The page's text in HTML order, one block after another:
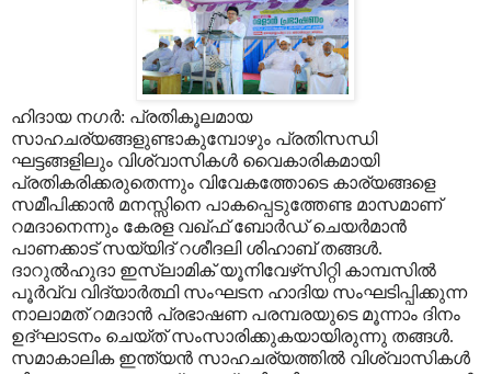
ഹിദായ നഗര്‍: പ്രതികൂലമായ
സാഹചര്യങ്ങളുണ്ടാകുമ്പോഴും പ്രതിസന്ധി
ഘട്ടങ്ങളിലും വിശ്വാസികള്‍ വൈകാരികമായി
പ്രതികരിക്കരുതെന്നും വിവേകത്തോടെ കാര്യങ്ങളെ
സമീപിക്കാന്‍ മനസ്സിനെ പാകപ്പെടുത്തേണ്ട മാസമാണ്
റമദാനെന്നും കേരള വഖ്ഫ് ബോര്‍ഡ് ചെയര്‍മാന്‍
പാണക്കാട് സയ്യിദ് റശീദലി ശിഹാബ് തങ്ങള്‍.
ദാറുല്‍ഹുദാ ഇസ്ലാമിക് യൂനിവേഴ്‌സിറ്റി കാമ്പസില്‍
പൂര്‍വ്വ വിദ്യാര്‍ത്ഥി സംഘടന ഹാദിയ സംഘടിപ്പിക്കുന്ന
നാലാമത് റമദാന്‍ പ്രഭാഷണ പരമ്പരയുടെ മൂന്നാം ദിനം
ഉദ്ഘാടനം ചെയ്ത് സംസാരിക്കുകയായിരുന്നു തങ്ങള്‍.
സമാകാലിക ഇന്ത്യന്‍ സാഹചര്യത്തില്‍ വിശ്വാസികള്‍